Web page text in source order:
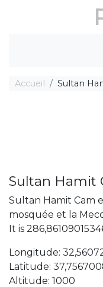
Accueil Sultan
Sultan Hamit
Sultan Hamit Cam
mosquée et la
It is
Longitude:
Latitude:
Altitude: 1000